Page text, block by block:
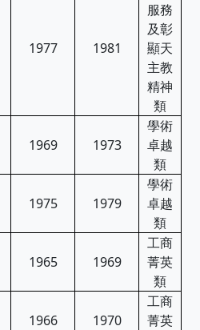
1977 1981
服務
及彰
顯天
主教
精神
類
1969 1973
學術
卓越
類
1975 1979
學術
卓越
類
1965 1969
工商
菁英
類
1966 1970
工商
菁英